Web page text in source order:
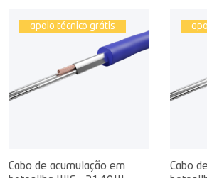
apoio técnico grátis
Cabo de acumulação em
Cabo